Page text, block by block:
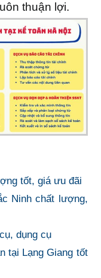
thuận lợi.
tốt, giá ưu đãi
Ninh chất lượng,
dụng cụ
tại Lạng Giang tốt